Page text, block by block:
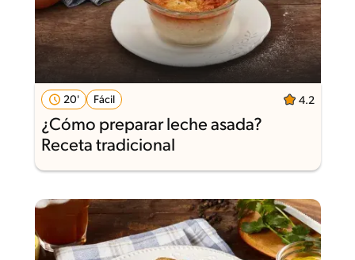
20' Fácil 4.2
¿Cómo preparar leche asada?
Receta tradicional